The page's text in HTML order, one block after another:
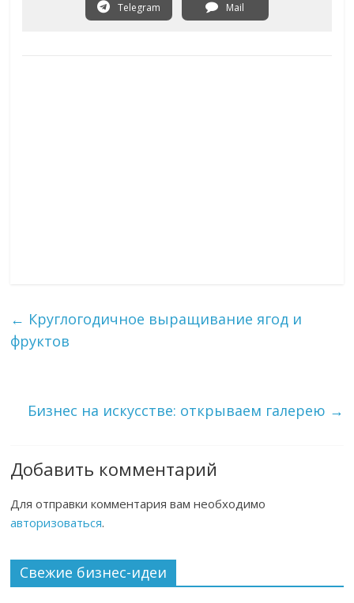
Telegram Mail
← Круглогодичное выращивание ягод и
фруктов
Бизнес на искусстве: открываем галерею →
Добавить комментарий
Для отправки комментария вам необходимо
авторизоваться.
Свежие бизнес-идеи